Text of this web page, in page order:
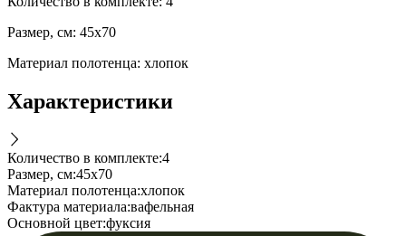
Размер, см: 45х70
Материал полотенца: хлопок
Характеристики
Количество в комплекте:4
Размер, см:45х70
Материал полотенца:хлопок
Фактура материала:вафельная
Основной цвет:фуксия